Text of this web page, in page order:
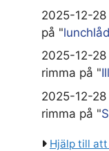
2025-12-
på "
2025-12-
rimma på "
2025-12-
rimma på "
Hjälp till att